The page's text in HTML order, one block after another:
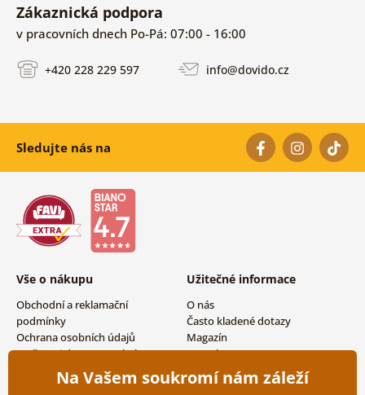
Zákaznická podpora
v pracovních dnech Po-Pá: 07:00 - 16:00
+420 228 229 597 info@dovido.cz
Sledujte nás na
Vše o nákupu
Obchodní a reklamační
podmínky
Ochrana osobních údajů
Možnosti dopravy a platby
Vrácení zboží
Užitečné informace
O nás
Často kladené dotazy
Magazín
Kontakty
Velkoobchodní spolupráce
Na Vašem soukromí nám záleží